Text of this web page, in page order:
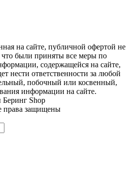
на сайте, публичной офертой не
что были приняты все меры по
содержащейся на сайте,
ответственности за любой
побочный или косвенный,
информации на сайте.
Беринг Shop
защищены